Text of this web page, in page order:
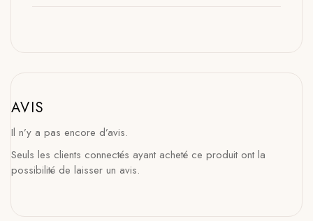
AVIS
Il n’y a pas encore d’avis.
Seuls les clients connectés ayant acheté ce produit ont la
possibilité de laisser un avis.